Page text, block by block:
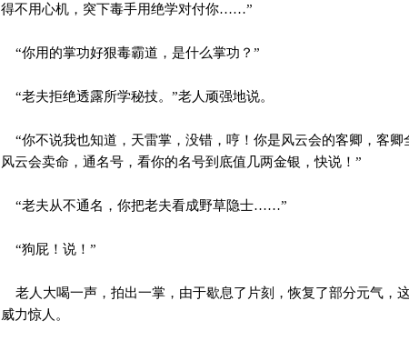
得不用心机，突下毒手用绝学对付你……”
“你用的掌功好狠毒霸道，是什么掌功？”
“老夫拒绝透露所学秘技。”老人顽强地说。
“你不说我也知道，天雷掌，没错，哼！你是风云会的客卿，客
风云会卖命，通名号，看你的名号到底值几两金银，快说！”
“老夫从不通名，你把老夫看成野草隐士……”
“狗屁！说！”
老人大喝一声，拍出一掌，由于歇息了片刻，恢复了部分元气，
威力惊人。